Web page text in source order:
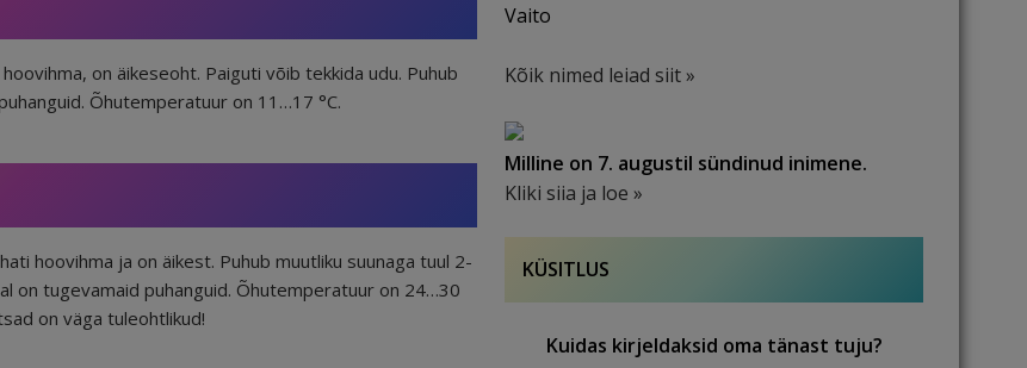
on äikeseoht. Paiguti võib tekkida udu. Puhub
Õhutemperatuur on 11…17 °C.
hoovihma ja on äikest. Puhub muutliku suunaga tuul 2-
on tugevamaid puhanguid. Õhutemperatuur on 24…30
on väga tuleohtlikud!
Vaito
Kõik nimed leiad siit »
Milline on 7. augustil sündinud inimene.
Kliki siia ja loe »
KÜSITLUS
Kuidas kirjeldaksid oma tänast tuju?